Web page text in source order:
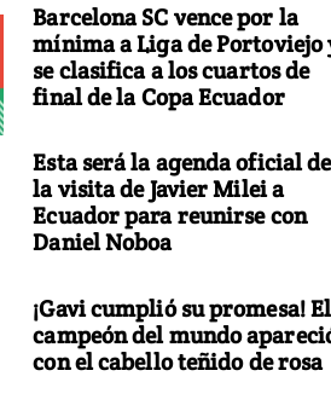
Barcelona SC vence por la
mínima a Liga de Portoviejo
se clasifica a los cuartos de
final de la Copa Ecuador
Esta será la agenda oficial de
la visita de Javier Milei a
Ecuador para reunirse con
Daniel Noboa
¡Gavi cumplió su promesa! El
campeón del mundo
con el cabello teñido de rosa